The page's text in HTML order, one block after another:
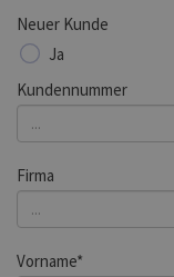
Neuer Kunde
Ja
Kundennummer
Firma
Vorname*